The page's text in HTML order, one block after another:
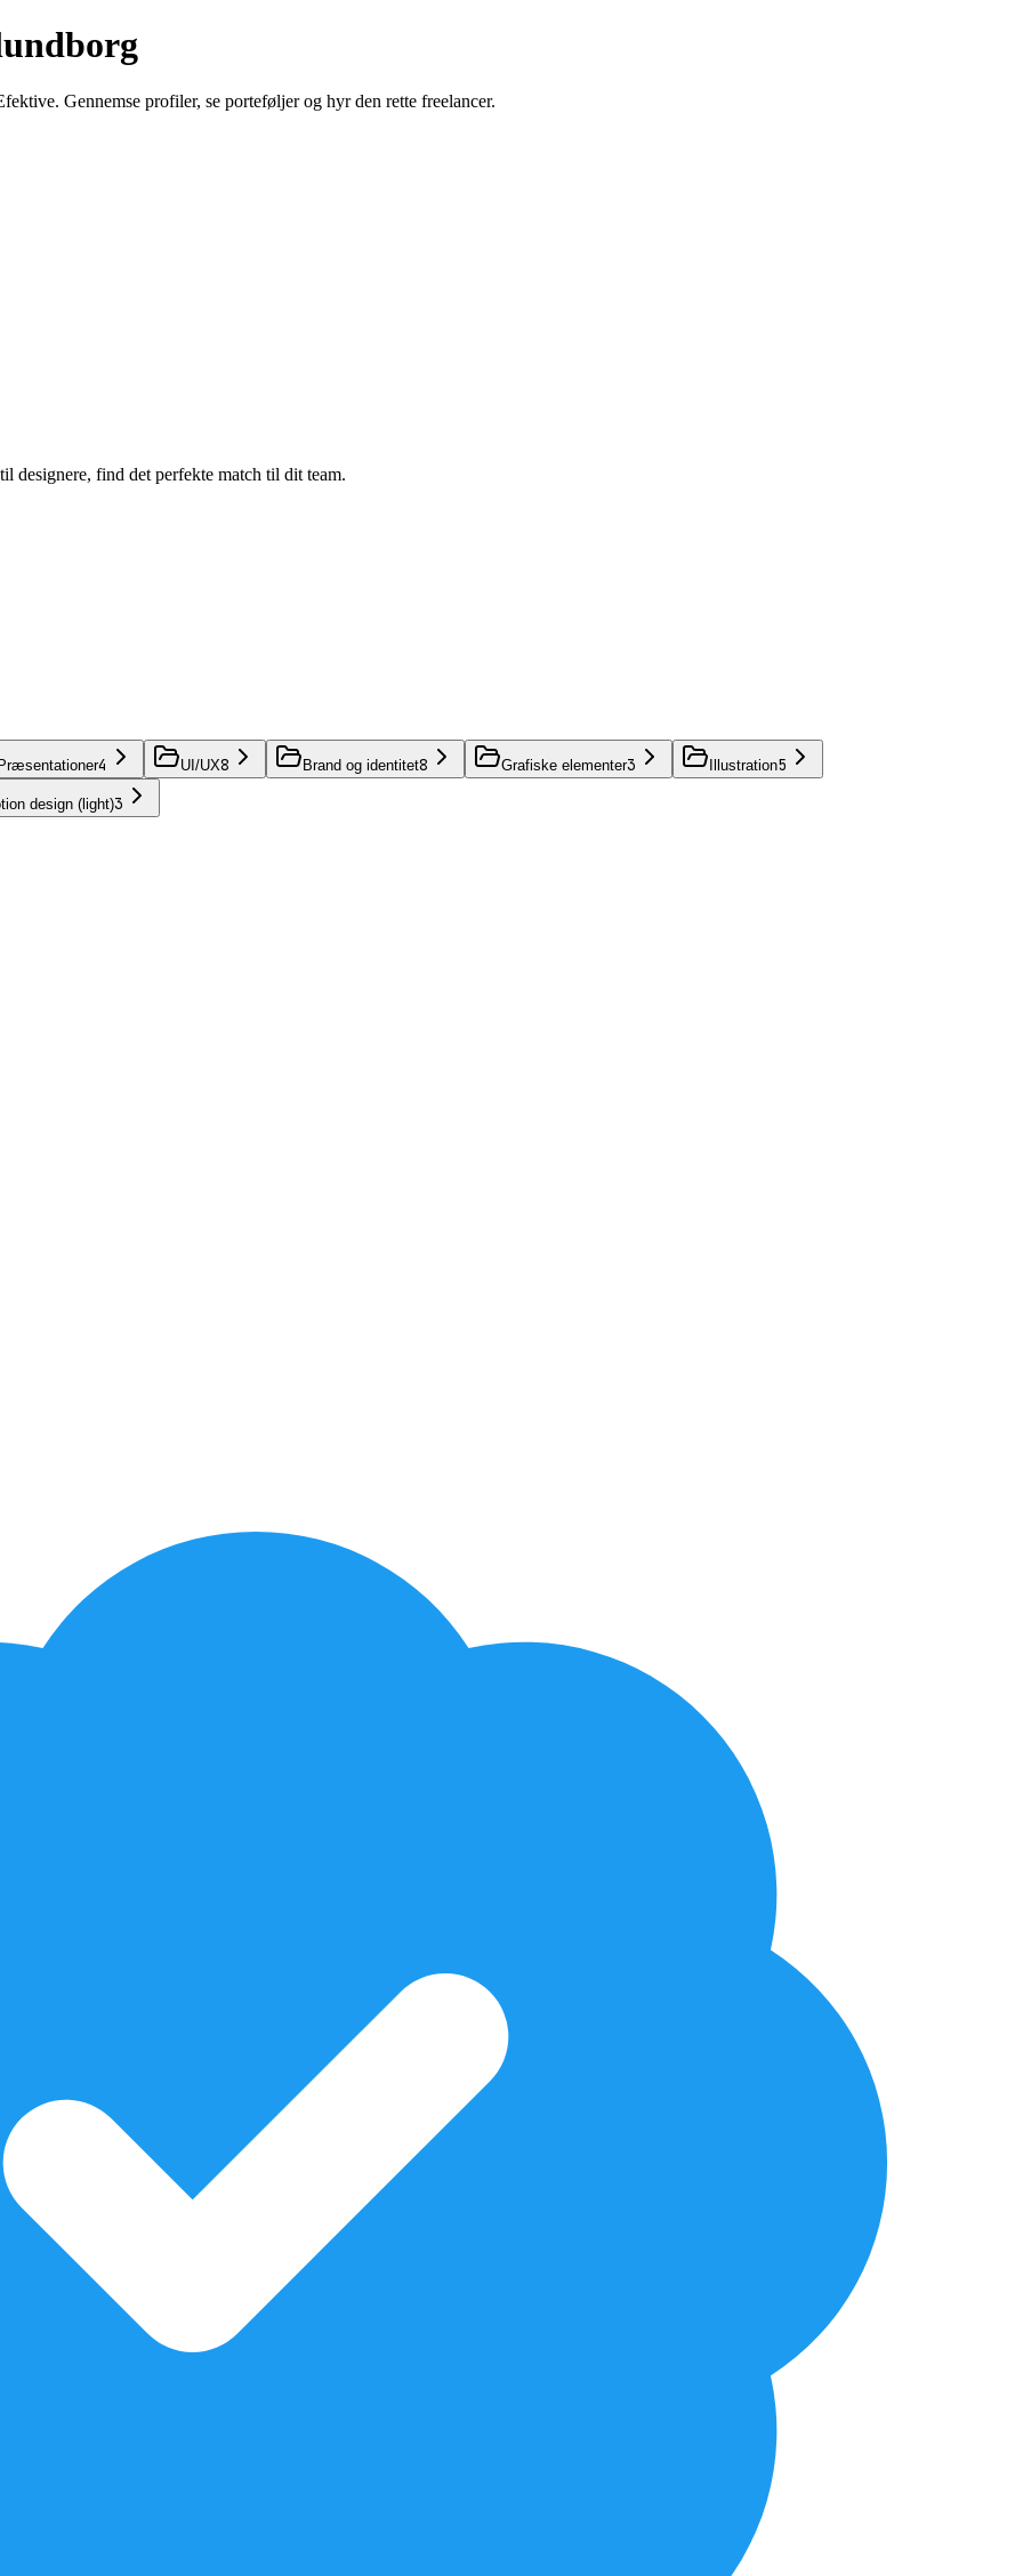
Gennemse profiler, se porteføljer og hyr den rette freelancer.
designere, find det perfekte match til dit team.
4 UI/UX8 Brand og identitet8 Grafiske elementer3 Illustration5
design (light)3